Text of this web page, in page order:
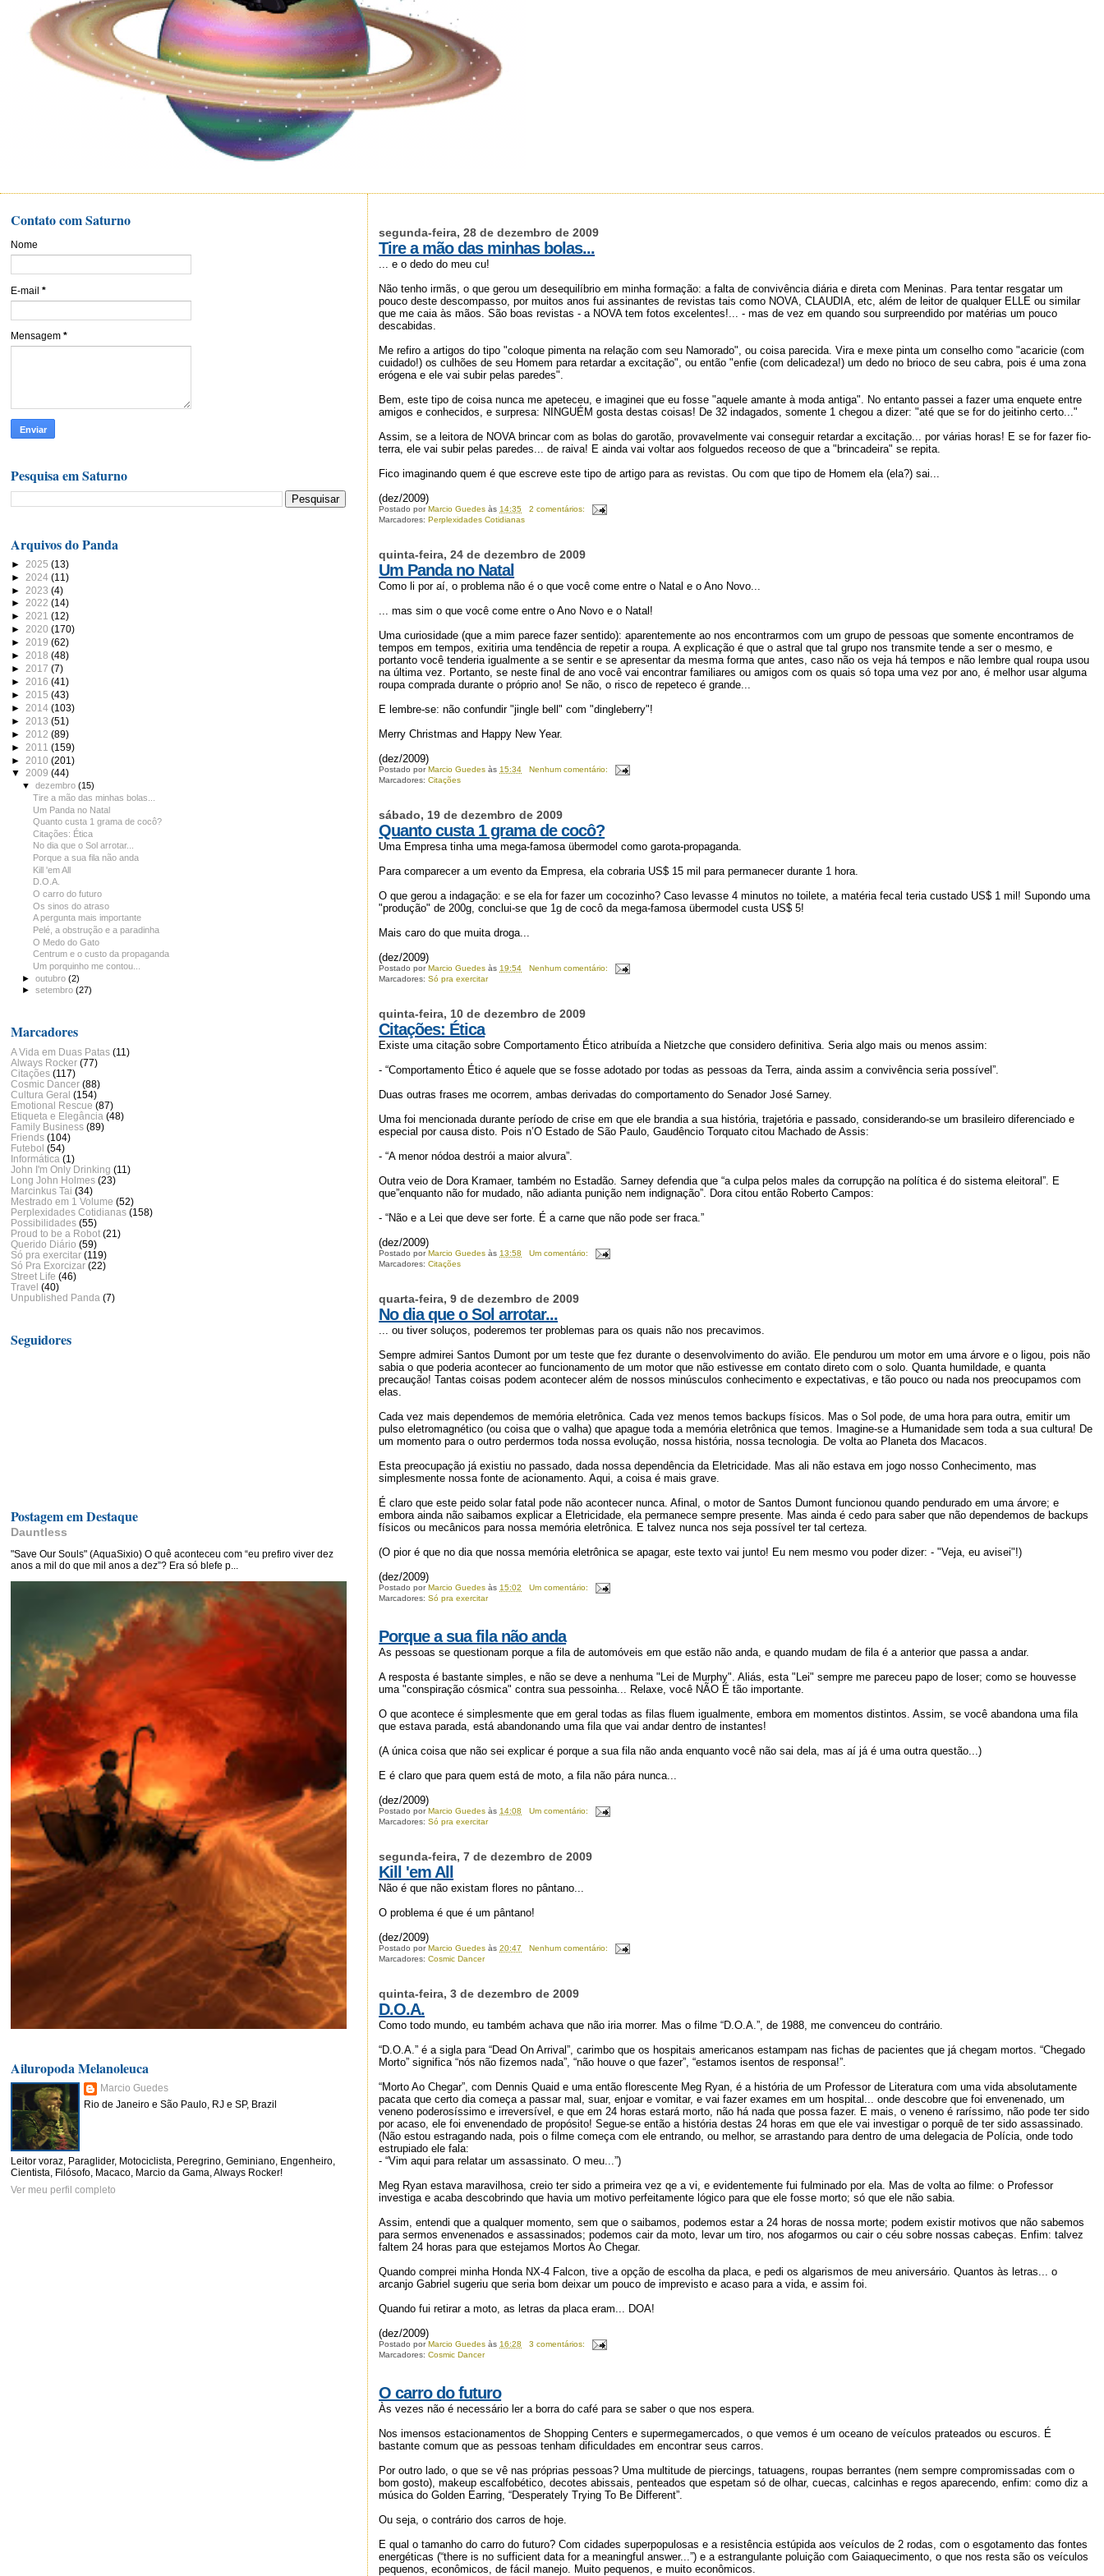
segunda-feira, 28 de dezembro de 2009
Tire a mão das minhas bolas...
... e o dedo do meu cu!
Não tenho irmãs, o que gerou um desequilíbrio em minha formação: a falta de convivência diária e direta com Meninas. Para tentar resgatar um
pouco deste descompasso, por muitos anos fui assinantes de revistas tais como NOVA, CLAUDIA, etc, além de leitor de qualquer ELLE ou similar
que me caia às mãos. São boas revistas - a NOVA tem fotos excelentes!... - mas de vez em quando sou surpreendido por matérias um pouco
descabidas.
Me refiro a artigos do tipo "coloque pimenta na relação com seu Namorado", ou coisa parecida. Vira e mexe pinta um conselho como "acaricie (com
cuidado!) os culhões de seu Homem para retardar a excitação", ou então "enfie (com delicadeza!) um dedo no brioco de seu cabra, pois é uma zona
erógena e ele vai subir pelas paredes".
Bem, este tipo de coisa nunca me apeteceu, e imaginei que eu fosse "aquele amante à moda antiga". No entanto passei a fazer uma enquete entre
amigos e conhecidos, e surpresa: NINGUÉM gosta destas coisas! De 32 indagados, somente 1 chegou a dizer: "até que se for do jeitinho certo..."
Assim, se a leitora de NOVA brincar com as bolas do garotão, provavelmente vai conseguir retardar a excitação... por várias horas! E se for fazer fio-
terra, ele vai subir pelas paredes... de raiva! E ainda vai voltar aos folguedos receoso de que a "brincadeira" se repita.
Fico imaginando quem é que escreve este tipo de artigo para as revistas. Ou com que tipo de Homem ela (ela?) sai...
(dez/2009)
Postado porMarcio Guedes às14:35
2 comentários:
Marcadores:Perplexidades Cotidianas
quinta-feira, 24 de dezembro de 2009
Um Panda no Natal
Como li por aí, o problema não é o que você come entre o Natal e o Ano Novo...
... mas sim o que você come entre o Ano Novo e o Natal!
Uma curiosidade (que a mim parece fazer sentido): aparentemente ao nos encontrarmos com um grupo de pessoas que somente encontramos de
tempos em tempos, exitiria uma tendência de repetir a roupa. A explicação é que o astral que tal grupo nos transmite tende a ser o mesmo, e
portanto você tenderia igualmente a se sentir e se apresentar da mesma forma que antes, caso não os veja há tempos e não lembre qual roupa usou
na última vez. Portanto, se neste final de ano você vai encontrar familiares ou amigos com os quais só topa uma vez por ano, é melhor usar alguma
roupa comprada durante o próprio ano! Se não, o risco de repeteco é grande...
E lembre-se: não confundir "jingle bell" com "dingleberry"!
Merry Christmas and Happy New Year.
(dez/2009)
Postado porMarcio Guedes às15:34
Nenhum comentário:
Marcadores:Citações
sábado, 19 de dezembro de 2009
Quanto custa 1 grama de cocô?
Uma Empresa tinha uma mega-famosa übermodel como garota-propaganda.
Para comparecer a um evento da Empresa, ela cobraria US$ 15 mil para permanecer durante 1 hora.
O que gerou a indagação: e se ela for fazer um cocozinho? Caso levasse 4 minutos no toilete, a matéria fecal teria custado US$ 1 mil! Supondo uma
"produção" de 200g, conclui-se que 1g de cocô da mega-famosa übermodel custa US$ 5!
Mais caro do que muita droga...
(dez/2009)
Postado porMarcio Guedes às19:54
Nenhum comentário:
Marcadores:Só pra exercitar
quinta-feira, 10 de dezembro de 2009
Citações: Ética
Existe uma citação sobre Comportamento Ético atribuída a Nietzche que considero definitiva. Seria algo mais ou menos assim:
- “Comportamento Ético é aquele que se fosse adotado por todas as pessoas da Terra, ainda assim a convivência seria possível”.
Duas outras frases me ocorrem, ambas derivadas do comportamento do Senador José Sarney.
Uma foi mencionada durante período de crise em que ele brandia a sua história, trajetória e passado, considerando-se um brasileiro diferenciado e
especial por causa disto. Pois n’O Estado de São Paulo, Gaudêncio Torquato citou Machado de Assis:
- “A menor nódoa destrói a maior alvura”.
Outra veio de Dora Kramaer, também no Estadão. Sarney defendia que “a culpa pelos males da corrupção na política é do sistema eleitoral”. E
que”enquanto não for mudado, não adianta punição nem indignação”. Dora citou então Roberto Campos:
- “Não e a Lei que deve ser forte. É a carne que não pode ser fraca.”
(dez/2009)
Postado porMarcio Guedes às13:58
Um comentário:
Marcadores:Citações
quarta-feira, 9 de dezembro de 2009
No dia que o Sol arrotar...
... ou tiver soluços, poderemos ter problemas para os quais não nos precavimos.
Sempre admirei Santos Dumont por um teste que fez durante o desenvolvimento do avião. Ele pendurou um motor em uma árvore e o ligou, pois não
sabia o que poderia acontecer ao funcionamento de um motor que não estivesse em contato direto com o solo. Quanta humildade, e quanta
precaução! Tantas coisas podem acontecer além de nossos minúsculos conhecimento e expectativas, e tão pouco ou nada nos preocupamos com
elas.
Cada vez mais dependemos de memória eletrônica. Cada vez menos temos backups físicos. Mas o Sol pode, de uma hora para outra, emitir um
pulso eletromagnético (ou coisa que o valha) que apague toda a memória eletrônica que temos. Imagine-se a Humanidade sem toda a sua cultura! De
um momento para o outro perdermos toda nossa evolução, nossa história, nossa tecnologia. De volta ao Planeta dos Macacos.
Esta preocupação já existiu no passado, dada nossa dependência da Eletricidade. Mas ali não estava em jogo nosso Conhecimento, mas
simplesmente nossa fonte de acionamento. Aqui, a coisa é mais grave.
É claro que este peido solar fatal pode não acontecer nunca. Afinal, o motor de Santos Dumont funcionou quando pendurado em uma árvore; e
embora ainda não saibamos explicar a Eletricidade, ela permanece sempre presente. Mas ainda é cedo para saber que não dependemos de backups
físicos ou mecânicos para nossa memória eletrônica. E talvez nunca nos seja possível ter tal certeza.
(O pior é que no dia que nossa memória eletrônica se apagar, este texto vai junto! Eu nem mesmo vou poder dizer: - "Veja, eu avisei"!)
(dez/2009)
Postado porMarcio Guedes às15:02
Um comentário:
Marcadores:Só pra exercitar
Porque a sua fila não anda
As pessoas se questionam porque a fila de automóveis em que estão não anda, e quando mudam de fila é a anterior que passa a andar.
A resposta é bastante simples, e não se deve a nenhuma "Lei de Murphy". Aliás, esta "Lei" sempre me pareceu papo de loser; como se houvesse
uma "conspiração cósmica" contra sua pessoinha... Relaxe, você NÃO É tão importante.
O que acontece é simplesmente que em geral todas as filas fluem igualmente, embora em momentos distintos. Assim, se você abandona uma fila
que estava parada, está abandonando uma fila que vai andar dentro de instantes!
(A única coisa que não sei explicar é porque a sua fila não anda enquanto você não sai dela, mas aí já é uma outra questão...)
E é claro que para quem está de moto, a fila não pára nunca...
(dez/2009)
Postado porMarcio Guedes às14:08
Um comentário:
Marcadores:Só pra exercitar
segunda-feira, 7 de dezembro de 2009
Kill 'em All
Não é que não existam flores no pântano...
O problema é que é um pântano!
(dez/2009)
Postado porMarcio Guedes às20:47
Nenhum comentário:
Marcadores:Cosmic Dancer
quinta-feira, 3 de dezembro de 2009
D.O.A.
Como todo mundo, eu também achava que não iria morrer. Mas o filme “D.O.A.”, de 1988, me convenceu do contrário.
“D.O.A.” é a sigla para “Dead On Arrival”, carimbo que os hospitais americanos estampam nas fichas de pacientes que já chegam mortos. “Chegado
Morto” significa “nós não fizemos nada”, “não houve o que fazer”, “estamos isentos de responsa!”.
“Morto Ao Chegar”, com Dennis Quaid e uma então florescente Meg Ryan, é a história de um Professor de Literatura com uma vida absolutamente
pacata que certo dia começa a passar mal, suar, enjoar e vomitar, e vai fazer exames em um hospital... onde descobre que foi envenenado, um
veneno poderosíssimo e irreversível, e que em 24 horas estará morto, não há nada que possa fazer. E mais, o veneno é raríssimo, não pode ter sido
por acaso, ele foi envenendado de propósito! Segue-se então a história destas 24 horas em que ele vai investigar o porquê de ter sido assassinado.
(Não estou estragando nada, pois o filme começa com ele entrando, ou melhor, se arrastando para dentro de uma delegacia de Polícia, onde todo
estrupiado ele fala:
- “Vim aqui para relatar um assassinato. O meu...”)
Meg Ryan estava maravilhosa, creio ter sido a primeira vez qe a vi, e evidentemente fui fulminado por ela. Mas de volta ao filme: o Professor
investiga e acaba descobrindo que havia um motivo perfeitamente lógico para que ele fosse morto; só que ele não sabia.
Assim, entendi que a qualquer momento, sem que o saibamos, podemos estar a 24 horas de nossa morte; podem existir motivos que não sabemos
para sermos envenenados e assassinados; podemos cair da moto, levar um tiro, nos afogarmos ou cair o céu sobre nossas cabeças. Enfim: talvez
faltem 24 horas para que estejamos Mortos Ao Chegar.
Quando comprei minha Honda NX-4 Falcon, tive a opção de escolha da placa, e pedi os algarismos de meu aniversário. Quantos às letras... o
arcanjo Gabriel sugeriu que seria bom deixar um pouco de imprevisto e acaso para a vida, e assim foi.
Quando fui retirar a moto, as letras da placa eram... DOA!
(dez/2009)
Postado porMarcio Guedes às16:28
3 comentários:
Marcadores:Cosmic Dancer
O carro do futuro
Às vezes não é necessário ler a borra do café para se saber o que nos espera.
Nos imensos estacionamentos de Shopping Centers e supermegamercados, o que vemos é um oceano de veículos prateados ou escuros. É
bastante comum que as pessoas tenham dificuldades em encontrar seus carros.
Por outro lado, o que se vê nas próprias pessoas? Uma multitude de piercings, tatuagens, roupas berrantes (nem sempre compromissadas com o
bom gosto), makeup escalfobético, decotes abissais, penteados que espetam só de olhar, cuecas, calcinhas e regos aparecendo, enfim: como diz a
música do Golden Earring, “Desperately Trying To Be Different”.
Ou seja, o contrário dos carros de hoje.
E qual o tamanho do carro do futuro? Com cidades superpopulosas e a resistência estúpida aos veículos de 2 rodas, com o esgotamento das fontes
energéticas (“there is no sufficient data for a meaningful answer...”) e a estrangulante poluição com Gaiaquecimento, o que nos resta são os veículos
pequenos, econômicos, de fácil manejo. Muito pequenos, e muito econômicos.
Contato com Saturno
Nome
E-mail *
Mensagem *
Pesquisa em Saturno
Arquivos do Panda
► 2025 (13)
► 2024 (11)
► 2023 (4)
► 2022 (14)
► 2021 (12)
► 2020 (170)
► 2019 (62)
► 2018 (48)
► 2017 (7)
► 2016 (41)
► 2015 (43)
► 2014 (103)
► 2013 (51)
► 2012 (89)
► 2011 (159)
► 2010 (201)
▼ 2009 (44)
▼dezembro(15)
Tire a mão das minhas bolas...
Um Panda no Natal
Quanto custa 1 grama de cocô?
Citações: Ética
No dia que o Sol arrotar...
Porque a sua fila não anda
Kill 'em All
D.O.A.
O carro do futuro
Os sinos do atraso
A pergunta mais importante
Pelé, a obstrução e a paradinha
O Medo do Gato
Centrum e o custo da propaganda
Um porquinho me contou...
►outubro(2)
►setembro(27)
Marcadores
A Vida em Duas Patas (11)
Always Rocker (77)
Citações (117)
Cosmic Dancer (88)
Cultura Geral (154)
Emotional Rescue (87)
Etiqueta e Elegância (48)
Family Business (89)
Friends (104)
Futebol (54)
Informática (1)
John I'm Only Drinking (11)
Long John Holmes (23)
Marcinkus Tai (34)
Mestrado em 1 Volume (52)
Perplexidades Cotidianas (158)
Possibilidades (55)
Proud to be a Robot (21)
Querido Diário (59)
Só pra exercitar (119)
Só Pra Exorcizar (22)
Street Life (46)
Travel (40)
Unpublished Panda (7)
Seguidores
Postagem em Destaque
Dauntless
"Save Our Souls" (AquaSixio) O quê aconteceu com “eu prefiro viver dez
anos a mil do que mil anos a dez”? Era só blefe p...
Ailuropoda Melanoleuca
Marcio Guedes
Rio de Janeiro e São Paulo, RJ e SP, Brazil
Leitor voraz, Paraglider, Motociclista, Peregrino, Geminiano, Engenheiro,
Cientista, Filósofo, Macaco, Marcio da Gama, Always Rocker!
Ver meu perfil completo